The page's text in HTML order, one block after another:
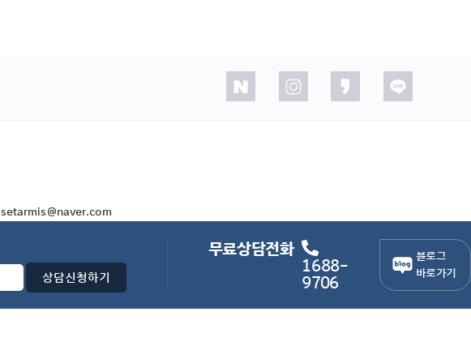
무료상담전화
1688-
9706
블로그
바로가기
setarmis@naver.com